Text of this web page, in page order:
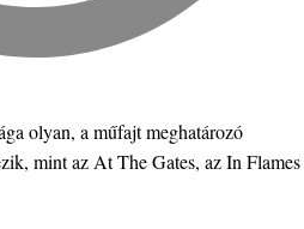
olyan, a műfajt meghatározó
mint az At The Gates, az In Flames